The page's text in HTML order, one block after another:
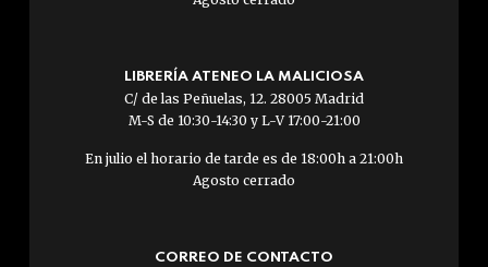
LIBRERÍA ATENEO LA MALICIOSA
C/ de las Peñuelas, 12. 28005 Madrid
M-S de 10:30-14:30 y L-V 17:00-21:00
En julio el horario de tarde es de 18:00h a 21:00h
Agosto cerrado
CORREO DE CONTACTO